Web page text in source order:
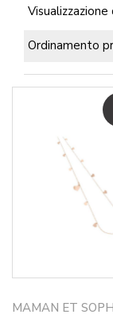
Ordinamento
MAMAN ET